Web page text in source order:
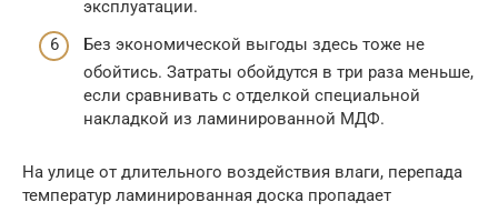
эксплуатации.
Без экономической выгоды здесь тоже не
обойтись. Затраты обойдутся в три раза меньше,
если сравнивать с отделкой специальной
накладкой из ламинированной МДФ.
На улице от длительного воздействия влаги, перепада
температур ламинированная доска пропадает